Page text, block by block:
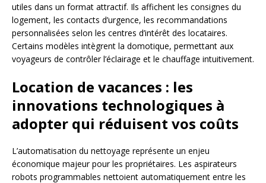
utiles dans un format attractif. Ils affichent les consignes du
logement, les contacts d’urgence, les recommandations
personnalisées selon les centres d’intérêt des locataires.
Certains modèles intègrent la domotique, permettant aux
voyageurs de contrôler l’éclairage et le chauffage intuitivement.
Location de vacances : les
innovations technologiques à
adopter qui réduisent vos coûts
L’automatisation du nettoyage représente un enjeu
économique majeur pour les propriétaires. Les aspirateurs
robots programmables nettoient automatiquement entre les